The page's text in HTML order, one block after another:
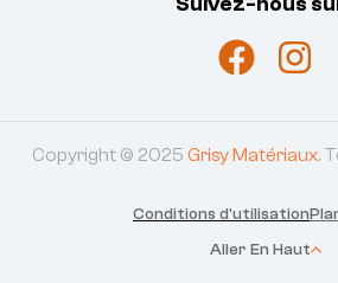
Copyright © 2025 Grisy Matériaux.
Aller En Haut
Conditions d'utilisation